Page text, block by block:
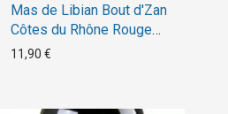
Mas de Libian Bout d'Zan
Côtes du Rhône Rouge
Bio 2021
11,90 €